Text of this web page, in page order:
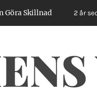
2 år sedan Så